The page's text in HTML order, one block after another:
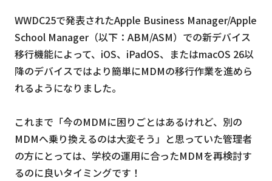
WWDC25で発表されたApple Business Manager/Apple
School Manager（以下：ABM/ASM）での新デバイス
移行機能によって、iOS、iPadOS、またはmacOS 26以
降のデバイスではより簡単にMDMの移行作業を進めら
れるようになりました。
これまで「今のMDMに困りごとはあるけれど、別の
MDMへ乗り換えるのは大変そう」と思っていた管理者
の方にとっては、学校の運用に合ったMDMを再検討す
るのに良いタイミングです！